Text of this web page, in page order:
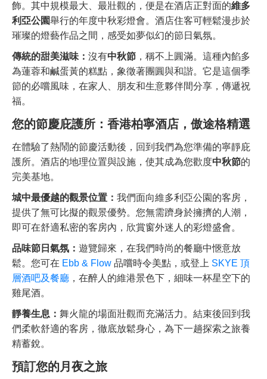
飾。其中規模最大、最壯觀的，便是在酒店正對面的維多
利亞公園舉行的年度中秋彩燈會。酒店住客可輕鬆漫步於
璀璨的燈藝作品之間，感受如夢似幻的節日氣氛。
傳統的甜美滋味： 沒有中秋節 ，稱不上圓滿。這種內餡多
為蓮蓉和鹹蛋黃的糕點，象徵著團圓與和諧。它是這個季
節的必嚐風味，在家人、朋友和生意夥伴間分享，傳遞祝
福。
您的節慶庇護所：香港柏寧酒店，傲途格精選
在體驗了熱鬧的節慶活動後，回到我們為您準備的寧靜庇
護所。酒店的地理位置與設施，使其成為您歡度中秋節的
完美基地。
城中最優越的觀景位置： 我們面向維多利亞公園的客房，
提供了無可比擬的觀景優勢。您無需躋身於擁擠的人潮，
即可在舒適私密的客房內，欣賞窗外迷人的彩燈盛會。
品味節日氣氛： 遊覽歸來，在我們時尚的餐廳中愜意放
鬆。您可在 Ebb & Flow 品嚐時令美點，或登上 SKYE 頂
層酒吧及餐廳 ，在醉人的維港景色下，細味一杯星空下的
雞尾酒。
靜養生息： 舞火龍的場面壯觀而充滿活力。結束後回到我
們柔軟舒適的客房，徹底放鬆身心，為下一趟探索之旅養
精蓄銳。
預訂您的月夜之旅